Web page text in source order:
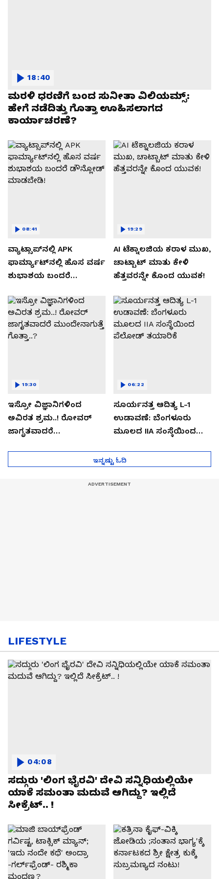
ಮರಳಿ ಧರಣಿಗೆ ಬಂದ ಸುನೀತಾ ವಿಲಿಯಮ್ಸ್:
ಹೇಗೆ ನಡೆದಿತ್ತು ಗೊತ್ತಾ ಊಹಿಸಲಾಗದ
ಕಾರ್ಯಾಚರಣೆ?
18:40
ವ್ಯಾಟ್ಸಾಪ್‌ನಲ್ಲಿ APK
ಫಾರ್ಮ್ಯಾಟ್‌ನಲ್ಲಿ ಹೊಸ ವರ್ಷ
ಶುಭಾಶಯ ಬಂದರೆ
08:41
AI ಟೆಕ್ನಾಲಜಿಯ ಕರಾಳ ಮುಖ,
ಚಾಟ್ಬಾಟ್ ಮಾತು ಕೇಳಿ
ಹೆತ್ತವರನ್ನೇ ಕೊಂದ ಯುವಕ!
19:29
ಇಸ್ರೋ ವಿಜ್ಞಾನಿಗಳಿಂದ
ಅವಿರತ ಶ್ರಮ..! ರೋವರ್
ಜಾಗೃತವಾದರೆ
19:30
ಸೂರ್ಯನತ್ತ ಆದಿತ್ಯ L-1
ಉಡಾವಣೆ: ಬೆಂಗಳೂರು
ಮೂಲದ IIA ಸಂಸ್ಥೆಯಿಂದ
06:22
ಇನ್ನಷ್ಟು ಓದಿ
LIFESTYLE
ಸದ್ಗುರು 'ಲಿಂಗ ಭೈರವಿ' ದೇವಿ ಸನ್ನಿಧಿಯಲ್ಲಿಯೇ
ಯಾಕೆ ಸಮಂತಾ ಮದುವೆ ಆಗಿದ್ದು? ಇಲ್ಲಿದೆ
ಸೀಕ್ರೆಟ್.. !
04:08